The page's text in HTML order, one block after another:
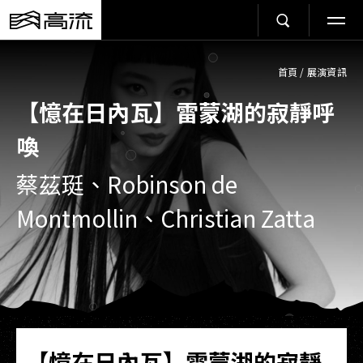
首頁 / 展演資訊
【憶在日內瓦】雷蒙湖的寂靜呼
喚
蔡茲珽、Robinson de
Montmollin、Christian Zatta